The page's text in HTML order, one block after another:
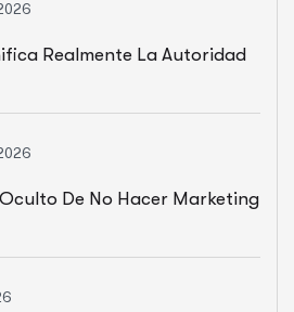
Realmente La Autoridad
De No Hacer Marketing